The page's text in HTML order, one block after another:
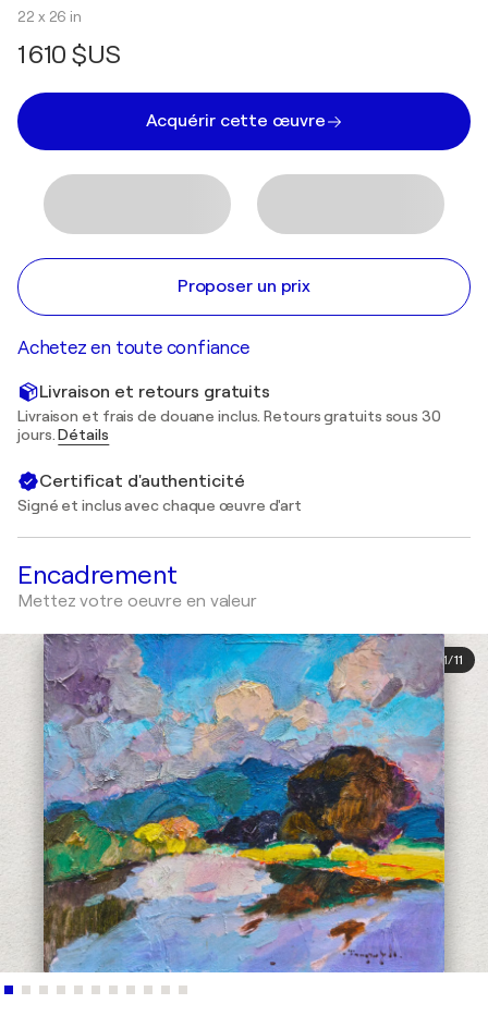
22 x 26 in
1 610 $US
Acquérir cette œuvre
Proposer un prix
Achetez en toute confiance
Livraison et retours gratuits
Livraison et frais de douane inclus. Retours gratuits sous 30
jours.Détails
Certificat d'authenticité
Signé et inclus avec chaque œuvre d'art
Encadrement
Mettez votre oeuvre en valeur
1/11